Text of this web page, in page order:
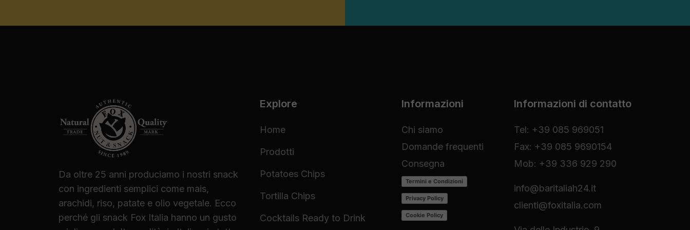
Da oltre 25 anni produciamo i nostri snack
con ingredienti semplici come mais,
arachidi, riso, patate e olio vegetale. Ecco
perché gli snack Fox Italia hanno un gusto
Explore
Home
Prodotti
Potatoes Chips
Tortilla Chips
Cocktails Ready to Drink
Informazioni
Chi siamo
Domande frequenti
Consegna
Termini e Condizioni
Privacy Policy
Cookie Policy
Informazioni di contatto
Tel: +39 085 969051
Fax: +39 085 9690154
Mob: +39 336 929 290
info@baritaliah24.it
clienti@foxitalia.com